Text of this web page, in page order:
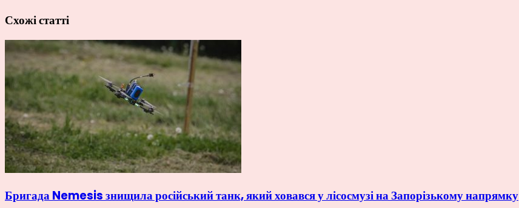
Схожі статті
Бригада Nemesis знищила російський танк, який ховався у лісосмузі на Запорізькому напрямку